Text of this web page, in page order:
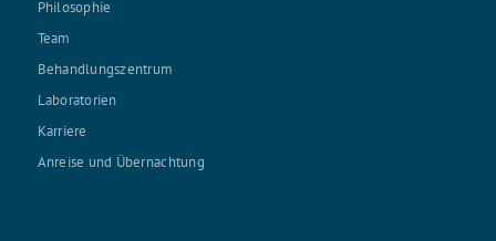
Philosophie
Team
Behandlungszentrum
Laboratorien
Karriere
Anreise und Übernachtung